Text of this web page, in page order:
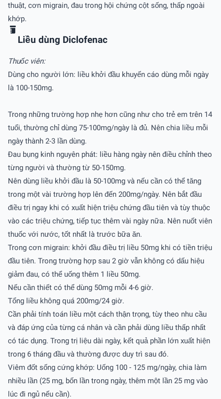
thuật, cơn migrain, đau trong hội chứng cột sống, thấp ngoài
khớp.
Liều dùng Diclofenac
Thuốc viên:
Dùng cho người lớn: liều khởi đầu khuyến cáo dùng mỗi ngày
là 100-150mg.
Trong những trường hợp nhẹ hơn cũng như cho trẻ em trên 14
tuổi, thường chỉ dùng 75-100mg/ngày là đủ. Nên chia liều mỗi
ngày thành 2-3 lần dùng.
Ðau bụng kinh nguyên phát: liều hàng ngày nên điều chỉnh theo
từng người và thường từ 50-150mg.
Nên dùng liều khởi đầu là 50-100mg và nếu cần có thể tăng
trong một vài trường hợp lên đến 200mg/ngày. Nên bắt đầu
điều trị ngay khi có xuất hiện triệu chứng đầu tiên và tùy thuộc
vào các triệu chứng, tiếp tục thêm vài ngày nữa. Nên nuốt viên
thuốc với nước, tốt nhất là trước bữa ăn.
Trong cơn migrain: khởi đầu điều trị liều 50mg khi có tiền triệu
đầu tiên. Trong trường hợp sau 2 giờ vẫn không có dấu hiệu
giảm đau, có thể uống thêm 1 liều 50mg.
Nếu cần thiết có thể dùng 50mg mỗi 4-6 giờ.
Tổng liều không quá 200mg/24 giờ.
Cần phải tính toán liều một cách thận trọng, tùy theo nhu cầu
và đáp ứng của từng cá nhân và cần phải dùng liều thấp nhất
có tác dụng. Trong trị liệu dài ngày, kết quả phần lớn xuất hiện
trong 6 tháng đầu và thường được duy trì sau đó.
Viêm đốt sống cứng khớp: Uống 100 - 125 mg/ngày, chia làm
nhiều lần (25 mg, bốn lần trong ngày, thêm một lần 25 mg vào
lúc đi ngủ nếu cần).